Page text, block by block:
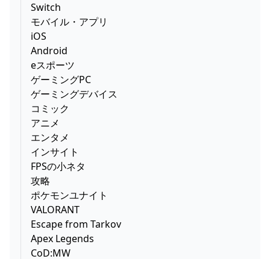
Switch
モバイル・アプリ
iOS
Android
eスポーツ
ゲーミングPC
ゲーミングデバイス
コミック
アニメ
エンタメ
インサイト
FPSの小ネタ
攻略
ポケモンユナイト
VALORANT
Escape from Tarkov
Apex Legends
CoD:MW